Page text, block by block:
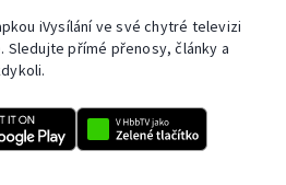
iVysílání ve své chytré televizi
Sledujte přímé přenosy, články a